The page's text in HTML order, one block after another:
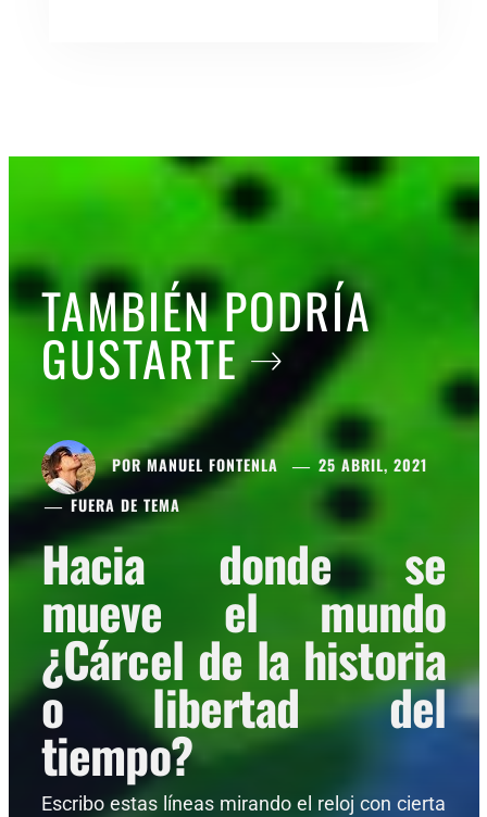
TAMBIÉN PODRÍA
GUSTARTE
PORMANUEL FONTENLA
25 ABRIL, 2021
FUERA DE TEMA
Hacia donde se
mueve el mundo
¿Cárcel de la historia
o libertad del
tiempo?
Escribo estas líneas mirando el reloj con cierta